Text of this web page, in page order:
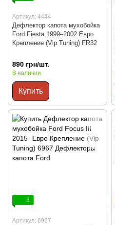
Артикул: 4444
Дефлектор капота мухобойка
Ford Fiesta 1999–2002 Евро
Крепление (Vip Tuning) FR32
890 грн/шт.
В наличии
Купить
3
Артикул: 6967